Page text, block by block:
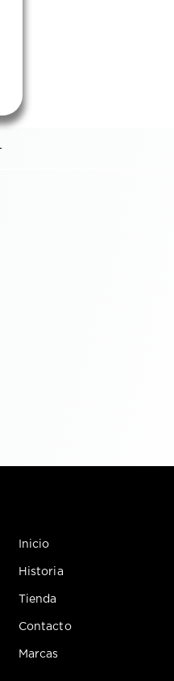
Inicio
Historia
Tienda
Contacto
Marcas